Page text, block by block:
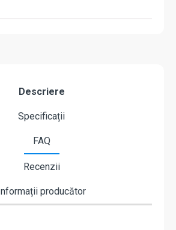
Descriere
Specificații
FAQ
Recenzii
Informații producător